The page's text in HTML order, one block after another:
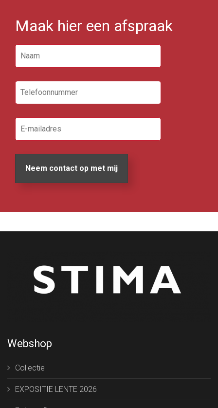
Maak hier een afspraak
Webshop
Collectie
EXPOSITIE LENTE 2026